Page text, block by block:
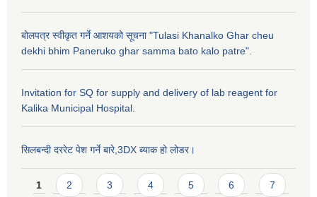
बोलपत्र स्वीकृत गर्ने आशयको सूचना "Tulasi Khanalko Ghar cheu
dekhi bhim Paneruko ghar samma bato kalo patre".
Invitation for SQ for supply and delivery of lab reagent for
Kalika Municipal Hospital.
सिलबन्दी दररेट पेश गर्ने बारे,3DX ब्याक हो लोडर।
Pages
1 2 3 4 5 6 7